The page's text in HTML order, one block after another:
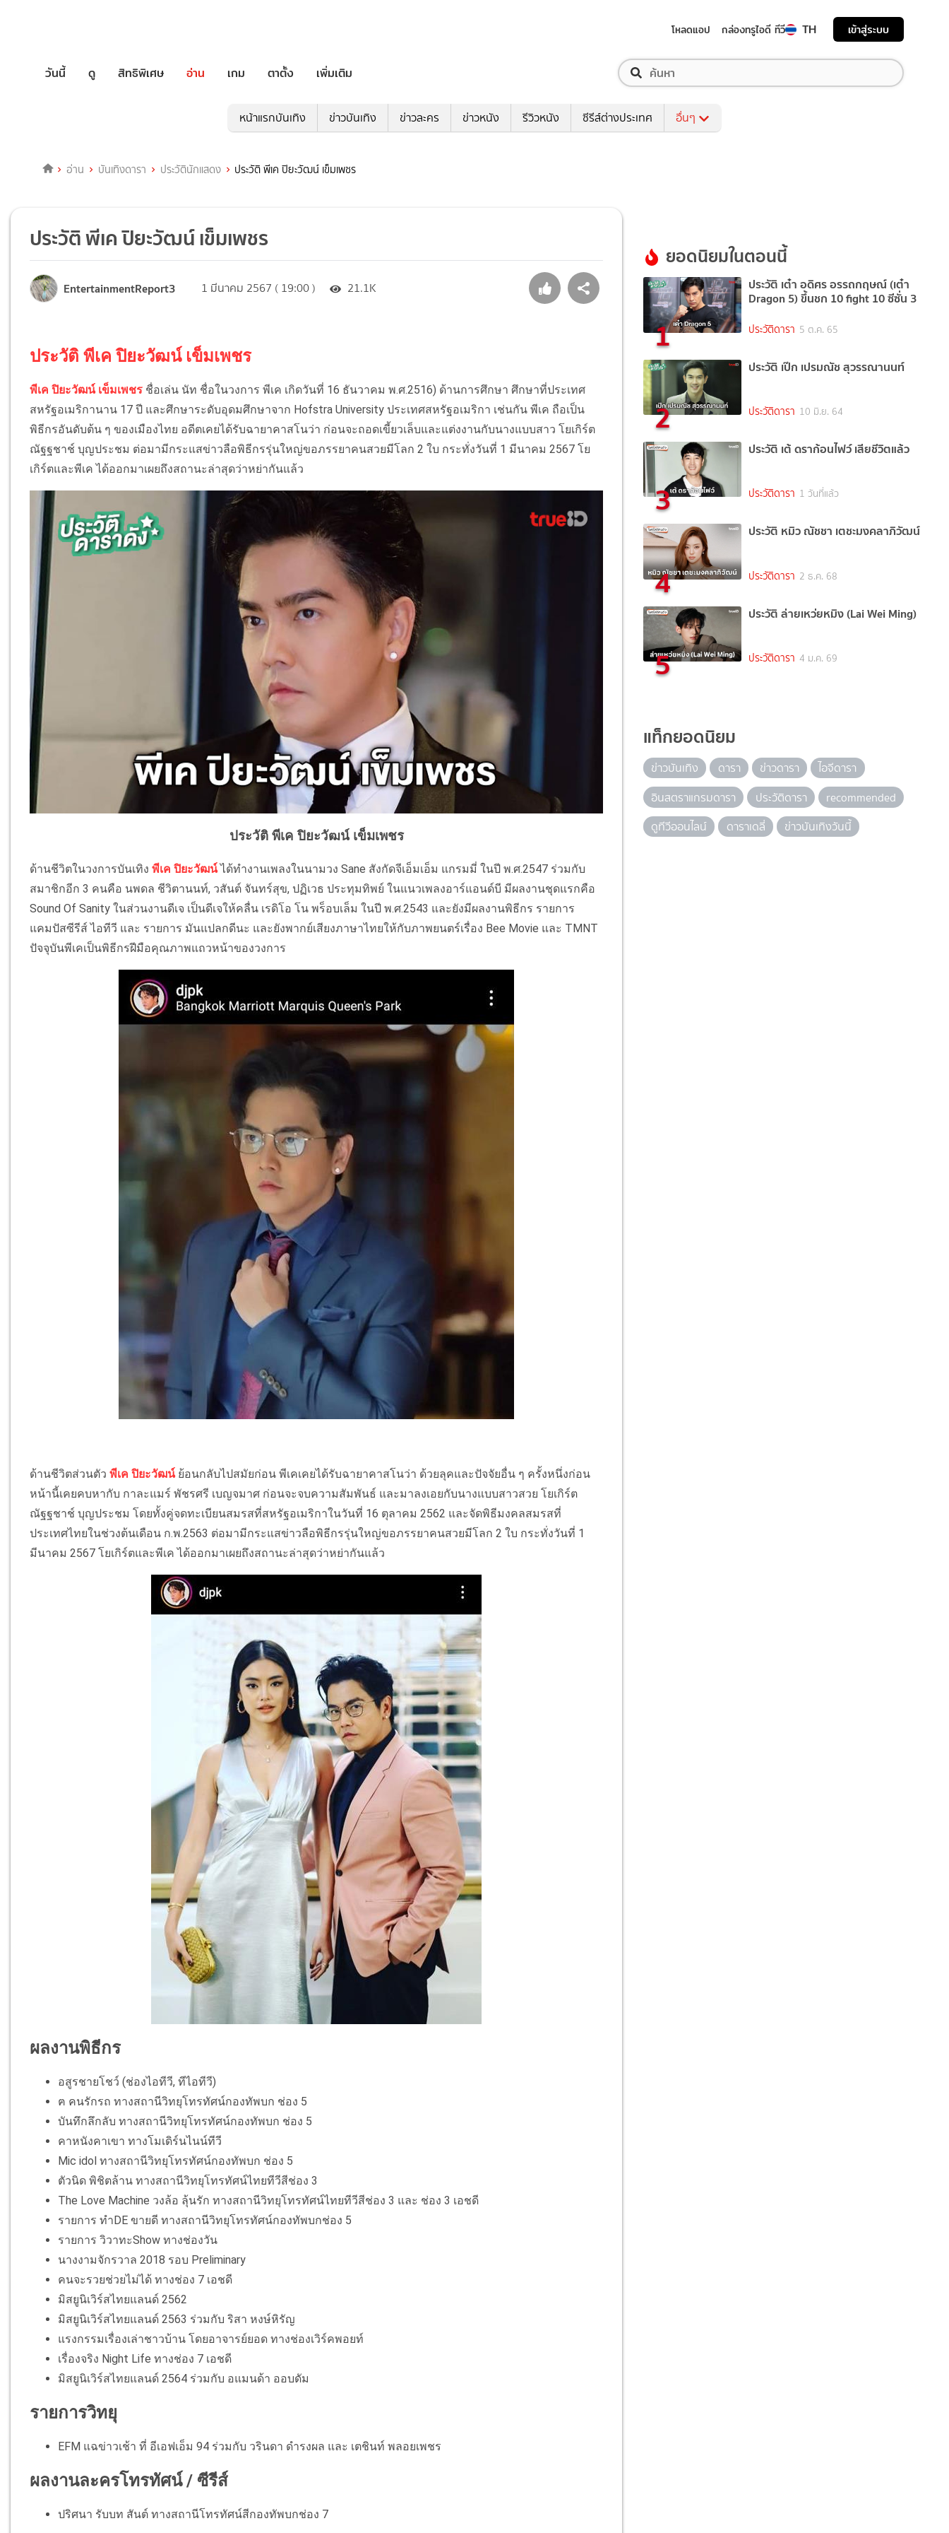
โหลดแอป กล่องทรูไอดี ทีวี TH เข้าสู่ระบบ
วันนี้ ดู สิทธิพิเศษ อ่าน เกม ตาตั้ง เพิ่มเติม
หน้าแรกบันเทิง ข่าวบันเทิง ข่าวละคร ข่าวหนัง รีวิวหนัง ซีรีส์ต่างประเทศ อื่นๆ
อ่าน บันเทิงดารา ประวัตินักแสดง ประวัติ พีเค ปิยะวัฒน์ เข็มเพชร
ประวัติ พีเค ปิยะวัฒน์ เข็มเพชร
EntertainmentReport3 1 มีนาคม 2567 ( 19:00 ) 21.1K
ประวัติ พีเค ปิยะวัฒน์ เข็มเพชร
พีเค ปิยะวัฒน์ เข็มเพชร ชื่อเล่น นัท ชื่อในวงการ พีเค เกิดวันที่ 16 ธันวาคม พ.ศ.2516) ด้านการศึกษา ศึกษาที่ประเทศ
สหรัฐอเมริกานาน 17 ปี และศึกษาระดับอุดมศึกษาจาก Hofstra University ประเทศสหรัฐอเมริกา เช่นกัน พีเค ถือเป็น
พิธีกรอันดับต้น ๆ ของเมืองไทย อดีตเคยได้รับฉายาคาสโนว่า ก่อนจะถอดเขี้ยวเล็บและแต่งงานกับนางแบบสาว โยเกิร์ต
ณัฐฐชาช์ บุญประชม ต่อมามีกระแสข่าวลือพิธีกรรุ่นใหญ่ขอภรรยาคนสวยมีโลก 2 ใบ กระทั่งวันที่ 1 มีนาคม 2567 โย
เกิร์ตและพีเค ได้ออกมาเผยถึงสถานะล่าสุดว่าหย่ากันแล้ว
ประวัติ พีเค ปิยะวัฒน์ เข็มเพชร
ด้านชีวิตในวงการบันเทิง พีเค ปิยะวัฒน์ได้ทำงานเพลงในนามวง Sane สังกัดจีเอ็มเอ็ม แกรมมี่ ในปี พ.ศ.2547 ร่วมกับ
สมาชิกอีก 3 คนคือ นพดล ชีวิตานนท์, วสันต์ จันทร์สุข, ปฏิเวธ ประทุมทิพย์ ในแนวเพลงอาร์แอนด์บี มีผลงานชุดแรกคือ
Sound Of Sanity ในส่วนงานดีเจ เป็นดีเจให้คลื่น เรดิโอ โน พร็อบเล็ม ในปี พ.ศ.2543 และยังมีผลงานพิธีกร รายการ
แคมปัสซีรีส์ ไอทีวี และ รายการ มันแปลกดีนะ และยังพากย์เสียงภาษาไทยให้กับภาพยนตร์เรื่อง Bee Movie และ TMNT
ปัจจุบันพีเคเป็นพิธีกรฝีมือคุณภาพแถวหน้าของวงการ
ด้านชีวิตส่วนตัว พีเค ปิยะวัฒน์ย้อนกลับไปสมัยก่อน พีเคเคยได้รับฉายาคาสโนว่า ด้วยลุคและปัจจัยอื่น ๆ ครั้งหนึ่งก่อน
หน้านี้เคยคบหากับ กาละแมร์ พัชรศรี เบญจมาศ ก่อนจะจบความสัมพันธ์ และมาลงเอยกับนางแบบสาวสวย โยเกิร์ต
ณัฐฐชาช์ บุญประชม โดยทั้งคู่จดทะเบียนสมรสที่สหรัฐอเมริกาในวันที่ 16 ตุลาคม 2562 และจัดพิธีมงคลสมรสที่
ประเทศไทยในช่วงต้นเดือน ก.พ.2563 ต่อมามีกระแสข่าวลือพิธีกรรุ่นใหญ่ขอภรรยาคนสวยมีโลก 2 ใบ กระทั่งวันที่ 1
มีนาคม 2567 โยเกิร์ตและพีเค ได้ออกมาเผยถึงสถานะล่าสุดว่าหย่ากันแล้ว
ผลงานพิธีกร
อสูรชายโชว์ (ช่องไอทีวี, ทีไอทีวี)
ฅ คนรักรถ ทางสถานีวิทยุโทรทัศน์กองทัพบก ช่อง 5
บันทึกลึกลับ ทางสถานีวิทยุโทรทัศน์กองทัพบก ช่อง 5
คาหนังคาเขา ทางโมเดิร์นไนน์ทีวี
Mic idol ทางสถานีวิทยุโทรทัศน์กองทัพบก ช่อง 5
ตัวนิด พิชิตล้าน ทางสถานีวิทยุโทรทัศน์ไทยทีวีสีช่อง 3
The Love Machine วงล้อ ลุ้นรัก ทางสถานีวิทยุโทรทัศน์ไทยทีวีสีช่อง 3 และ ช่อง 3 เอชดี
รายการ ทำDE ขายดี ทางสถานีวิทยุโทรทัศน์กองทัพบกช่อง 5
รายการ วิวาทะShow ทางช่องวัน
นางงามจักรวาล 2018 รอบ Preliminary
คนจะรวยช่วยไม่ได้ ทางช่อง 7 เอชดี
มิสยูนิเวิร์สไทยแลนด์ 2562
มิสยูนิเวิร์สไทยแลนด์ 2563 ร่วมกับ ริสา หงษ์หิรัญ
แรงกรรมเรื่องเล่าชาวบ้าน โดยอาจารย์ยอด ทางช่องเวิร์คพอยท์
เรื่องจริง Night Life ทางช่อง 7 เอชดี
มิสยูนิเวิร์สไทยแลนด์ 2564 ร่วมกับ อแมนด้า ออบดัม
รายการวิทยุ
EFM แฉข่าวเช้า ที่ อีเอฟเอ็ม 94 ร่วมกับ วรินดา ดำรงผล และ เตชินท์ พลอยเพชร
ผลงานละครโทรทัศน์ / ซีรีส์
ปริศนา รับบท สันต์ ทางสถานีโทรทัศน์สีกองทัพบกช่อง 7
ยอดนิยมในตอนนี้
1
ประวัติ เต๋า อดิศร อรรถกฤษณ์ (เต๋า
Dragon 5) ขึ้นชก 10 fight 10 ซีซั่น 3
ประวัติดารา 5 ต.ค. 65
2
ประวัติ เป๊ก เปรมณัช สุวรรณานนท์
ประวัติดารา 10 มิ.ย. 64
3
ประวัติ เต้ ดราก้อนไฟว์ เสียชีวิตแล้ว
ประวัติดารา 1 วันที่แล้ว
4
ประวัติ หมิว ณัชชา เตชะมงคลาภิวัฒน์
ประวัติดารา 2 ธ.ค. 68
5
ประวัติ ล่ายเหว่ยหมิง (Lai Wei Ming)
ประวัติดารา 4 ม.ค. 69
แท็กยอดนิยม
ข่าวบันเทิง ดารา ข่าวดารา
ไอจีดารา
อินสตราแกรมดารา
ประวัติดารา
recommended
ดูทีวีออนไลน์
ดาราเดลี่ ข่าวบันเทิงวันนี้